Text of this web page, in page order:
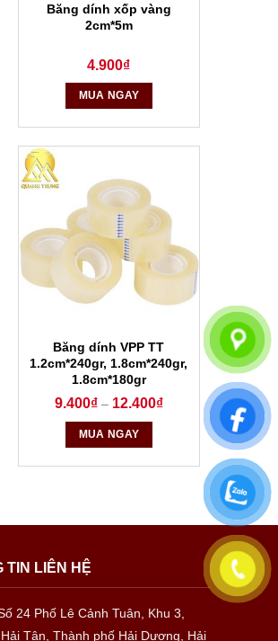
Băng dính xốp vàng
2cm*5m
4.900₫
MUA NGAY
Băng dính VPP TT
1.2cm*240gr, 1.8cm*240gr,
1.8cm*180gr
9.400₫– 12.400₫
MUA NGAY
TIN LIÊN HỆ
24 Phố Lê Cảnh Tuân, Khu 3,
Tân, Thành phố Hải Dương, Hải